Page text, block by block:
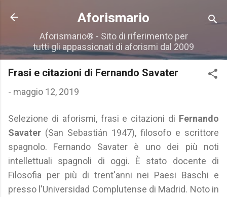
Passa ai contenuti principali
Aforismario
Aforismario® - Sito di riferimento per
tutti gli appassionati di aforismi dal 2009
Frasi e citazioni di Fernando Savater
- maggio 12, 2019
Selezione di aforismi, frasi e citazioni di Fernando
Savater (San Sebastián 1947), filosofo e scrittore
spagnolo. Fernando Savater è uno dei più noti
intellettuali spagnoli di oggi. È stato docente di
Filosofia per più di trent'anni nei Paesi Baschi e
presso l'Universidad Complutense di Madrid. Noto in